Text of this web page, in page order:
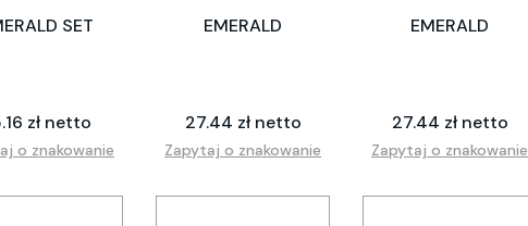
SET
zł netto
o znakowanie
EMERALD
27.44 zł netto
Zapytaj o znakowanie
EMERALD
27.44 zł netto
Zapytaj o znakowanie